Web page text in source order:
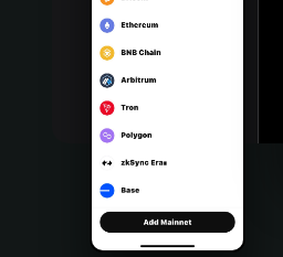
Português (Portugal)
Bahasa Indonesia
Português (Brasil)
Español (Argentina)